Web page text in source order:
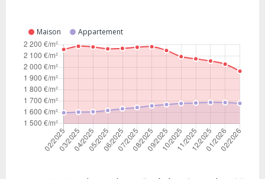
Maison Appartement